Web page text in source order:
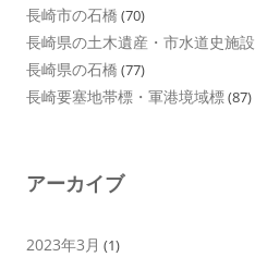
長崎市の石橋 (70)
長崎県の土木遺産・市水道史施設
長崎県の石橋 (77)
長崎要塞地帯標・軍港境域標(87)
アーカイブ
2023年3月 (1)